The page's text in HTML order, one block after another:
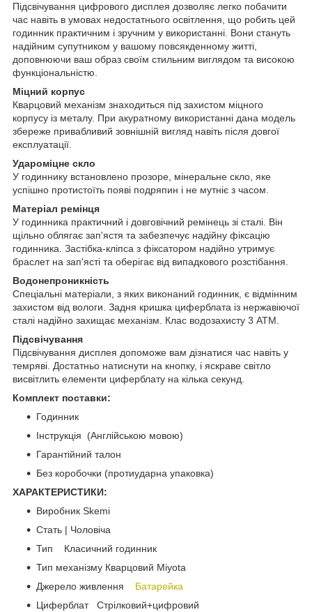
Підсвічування цифрового дисплея дозволяє легко побачити
час навіть в умовах недостатнього освітлення, що робить цей
годинник практичним і зручним у використанні. Вони стануть
надійним супутником у вашому повсякденному житті,
доповнюючи ваш образ своїм стильним виглядом та високою
функціональністю.
Міцний корпус
Кварцовий механізм знаходиться під захистом міцного
корпусу із металу. При акуратному використанні дана модель
збереже привабливий зовнішній вигляд навіть після довгої
експлуатації.
Удароміцне скло
У годиннику встановлено прозоре, мінеральне скло, яке
успішно протистоїть появі подряпин і не мутніє з часом.
Матеріал ремінця
У годинника практичний і довговічний ремінець зі сталі. Він
щільно облягає зап'ястя та забезпечує надійну фіксацію
годинника. Застібка-кліпса з фіксатором надійно утримує
браслет на зап'ясті та оберігає від випадкового розстібання.
Водонепроникність
Спеціальні матеріали, з яких виконаний годинник, є відмінним
захистом від вологи. Задня кришка циферблата із нержавіючої
сталі надійно захищає механізм. Клас водозахисту 3 АТМ.
Підсвічування
Підсвічування дисплея допоможе вам дізнатися час навіть у
темряві. Достатньо натиснути на кнопку, і яскраве світло
висвітлить елементи циферблату на кілька секунд.
Комплект поставки:
Годинник
Інструкція (Англійською мовою)
Гарантійний талон
Без коробочки (протиударна упаковка)
ХАРАКТЕРИСТИКИ:
Виробник Skemi
Стать | Чоловіча
Тип Класичний годинник
Тип механізму Кварцовий Miyota
Джерело живлення Батарейка
Циферблат Стрілковий+цифровий